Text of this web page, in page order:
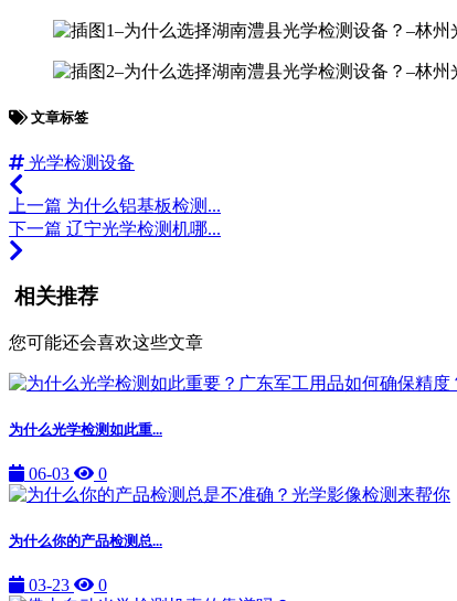
文章标签
光学检测设备
上一篇 为什么铝基板检测...
下一篇 辽宁光学检测机哪...
相关推荐
您可能还会喜欢这些文章
为什么光学检测如此重...
06-03 0
为什么你的产品检测总...
03-23 0